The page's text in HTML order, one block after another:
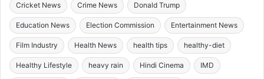
Cricket News Crime News Donald Trump
Education News Election Commission Entertainment News
Film Industry Health News health tips healthy-diet
Healthy Lifestyle heavy rain Hindi Cinema IMD